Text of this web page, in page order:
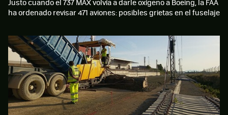
ha ordenado revisar 471 aviones: posibles grietas en el fuselaje